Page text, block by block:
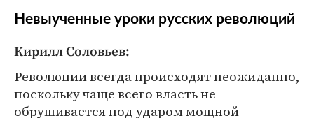
Невыученные уроки русских революций
Кирилл Соловьев:
Революции всегда происходят неожиданно,
поскольку чаще всего власть не
обрушивается под ударом мощной